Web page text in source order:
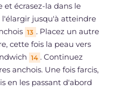
écrasez-la dans le
jusqu'à atteindre
13 . Placez un autre
cette fois la peau vers
14 . Continuez
anchois. Une fois farcis,
en les passant d'abord